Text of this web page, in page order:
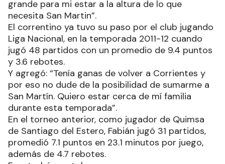
grande para mi estar a la altura de lo que
necesita San Martin”.
El correntino ya tuvo su paso por el club jugando
Liga Nacional, en la temporada 2011-12 cuando
jugó 48 partidos con un promedio de 9.4 puntos
y 3.6 rebotes.
Y agregó: “Tenía ganas de volver a Corrientes y
por eso no dude de la posibilidad de sumarme a
San Martín. Quiero estar cerca de mí familia
durante esta temporada”.
En el torneo anterior, como jugador de Quimsa
de Santiago del Estero, Fabián jugó 31 partidos,
promedió 7.1 puntos en 23.1 minutos por juego,
además de 4.7 rebotes.